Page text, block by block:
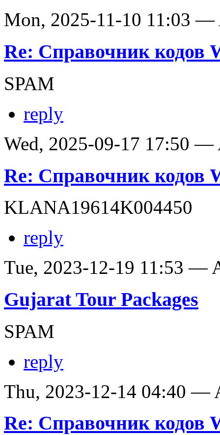
Mon, 2025-11-10 11:03 —
Re: Справочник кодов
SPAM
reply
Wed, 2025-09-17 17:50 —
Re: Справочник кодов
KLANA19614K004450
reply
Tue, 2023-12-19 11:53 —
Gujarat Tour Packages
SPAM
reply
Thu, 2023-12-14 04:40 —
Re: Справочник кодов